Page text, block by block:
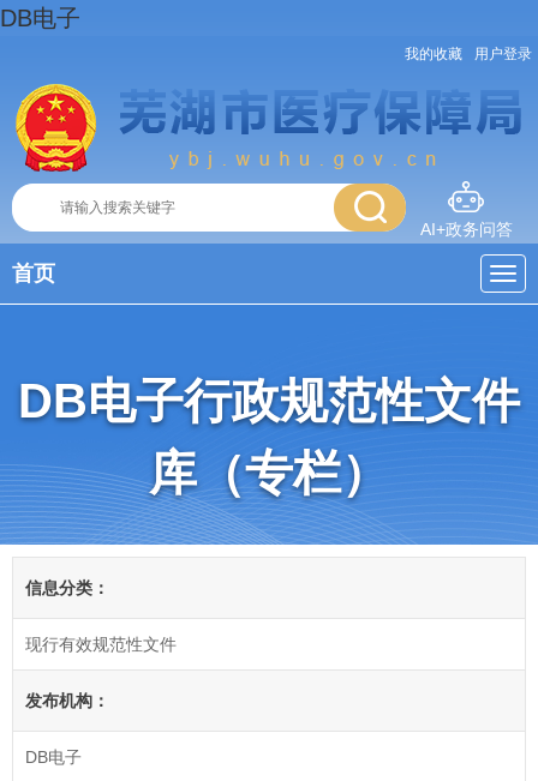
DB电子
我的收藏 用户登录
AI+政务问答
首页
DB电子行政规范性文件
库（专栏）
信息分类：
现行有效规范性文件
发布机构：
DB电子